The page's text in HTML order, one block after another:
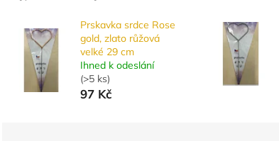
Prskavka srdce Rose
gold, zlato růžová
velké 29 cm
Ihned k odeslání
(>5 ks)
97 Kč